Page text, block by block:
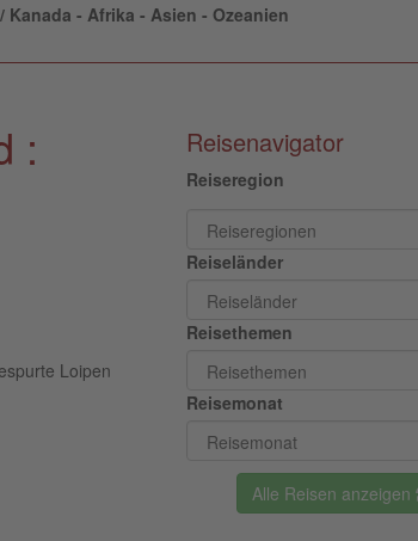
Kanada - Afrika - Asien - Ozeanien
:
Loipen
Reisenavigator
Reiseregion
Reiseländer
Reisethemen
Reisemonat
Alle Reisen anzeigen